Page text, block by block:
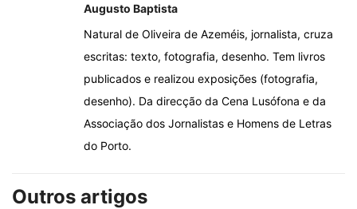
Augusto Baptista
Natural de Oliveira de Azeméis, jornalista, cruza
escritas: texto, fotografia, desenho. Tem livros
publicados e realizou exposições (fotografia,
desenho). Da direcção da Cena Lusófona e da
Associação dos Jornalistas e Homens de Letras
do Porto.
Outros artigos